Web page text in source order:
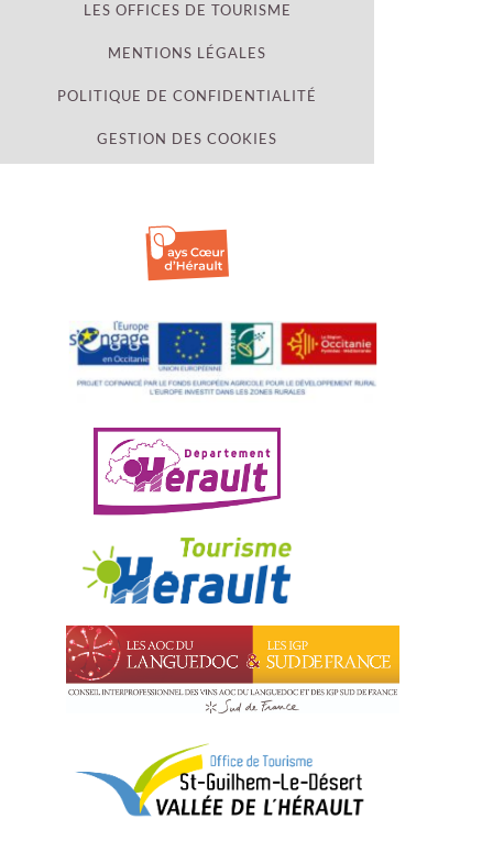
LES OFFICES DE TOURISME
MENTIONS LÉGALES
POLITIQUE DE CONFIDENTIALITÉ
GESTION DES COOKIES